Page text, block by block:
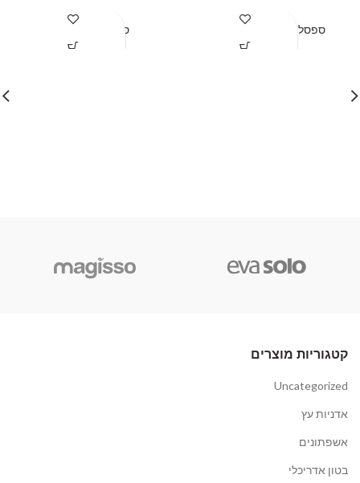
ספסל דגם אורן + פרגולה ספסל דגם זיו 1
קטגוריות מוצרים
Uncategorized
אדניות עץ
אשפתונים
בטון אדריכלי